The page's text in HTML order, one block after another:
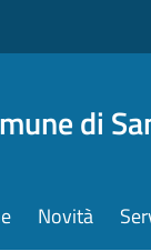
di
Novità